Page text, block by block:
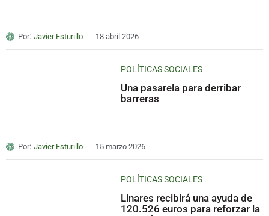
Por: Javier Esturillo 18 abril 2026
POLÍTICAS SOCIALES
Una pasarela para derribar
barreras
Por: Javier Esturillo 15 marzo 2026
POLÍTICAS SOCIALES
Linares recibirá una ayuda de
120.526 euros para reforzar la